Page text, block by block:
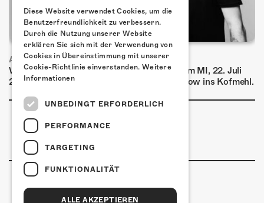
AIRBOURNE - SPECIAL SUMMER SHOW
Wow, das ist ein Ding! Airbourne kommen am MI, 22. Juli
2026 für eine exklusive Special Summer Show ins Kofmehl.
Diese Website verwendet Cookies, um die
Benutzerfreundlichkeit zu verbessern.
Durch die Nutzung unserer Website
erklären Sie sich mit der Verwendung von
Cookies in Übereinstimmung mit unserer
Cookie-Richtlinie einverstanden. Weitere
Informationen
UNBEDINGT ERFORDERLICH
PERFORMANCE
TARGETING
FUNKTIONALITÄT
ALLE AKZEPTIEREN